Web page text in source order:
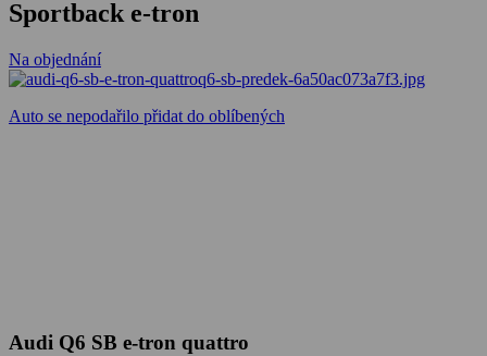
Sportback e-tron
Na objednání
Auto se nepodařilo přidat do oblíbených
Audi Q6 SB e-tron quattro